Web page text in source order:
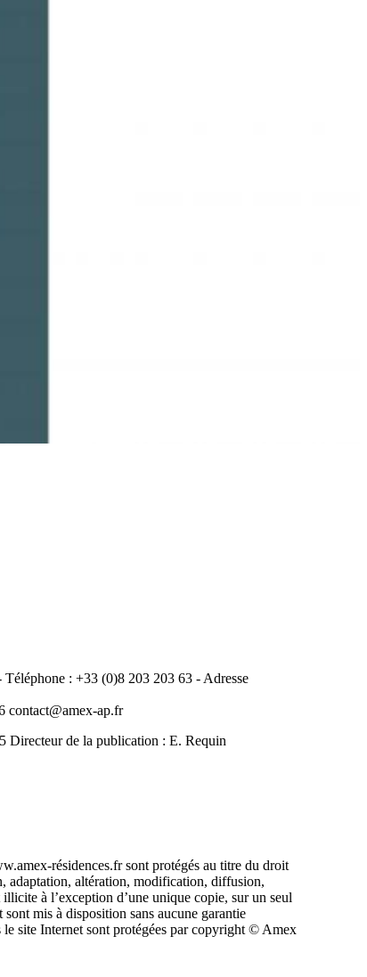
: +33 (0)8 203 203 63 - Adresse
ap.fr
Directeur de la publication : E. Requin
résidences.fr sont protégés au titre du droit
adaptation, altération, modification, diffusion,
à l’exception d’une unique copie, sur un seul
mis à disposition sans aucune garantie
le site Internet sont protégées par copyright © Amex